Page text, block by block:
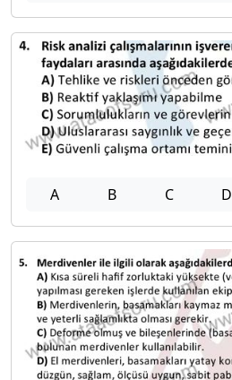
A B C D